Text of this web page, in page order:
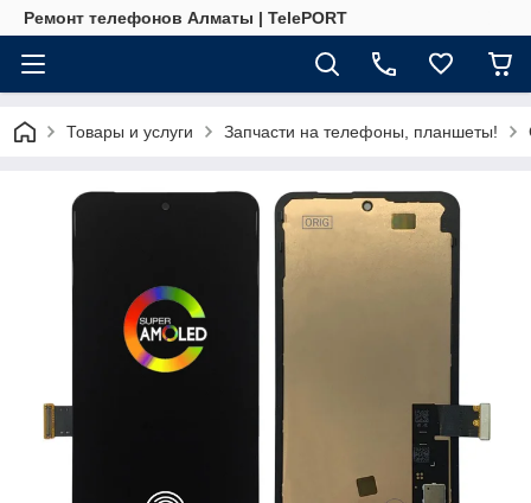
Ремонт телефонов Алматы | TelePORT
Товары и услуги Запчасти на телефоны, планшеты!